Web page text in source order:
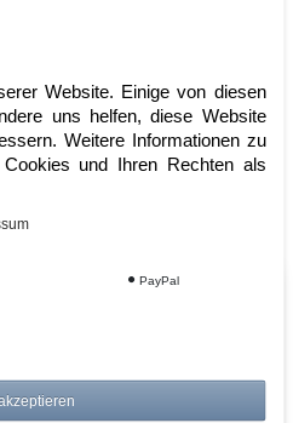
Website. Einige von diesen
uns helfen, diese Website
Weitere Informationen zu
und Ihren Rechten als
PayPal